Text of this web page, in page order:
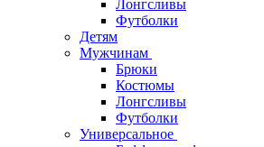
Лонгсливы
Футболки
Детям
Мужчинам
Брюки
Костюмы
Лонгсливы
Футболки
Универсальное